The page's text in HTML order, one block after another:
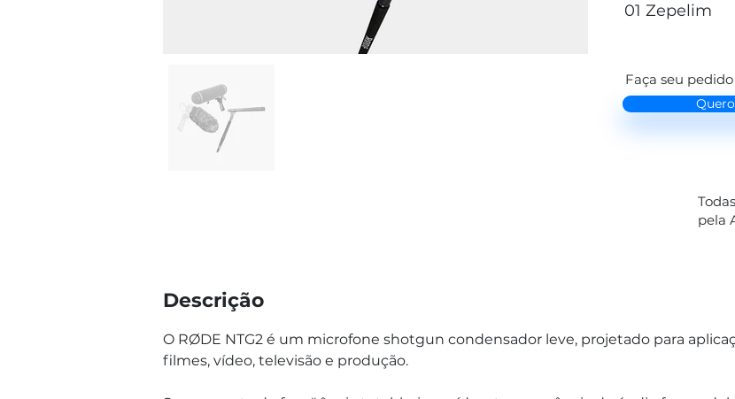
01 Zepelim
Faça seu
pela
Descrição
O RØDE NTG2 é um microfone shotgun condensador leve, projetado para
filmes, vídeo, televisão e produção.